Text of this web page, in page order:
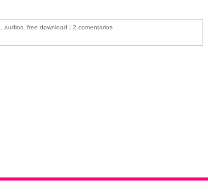
audios free download | 2 comentarios